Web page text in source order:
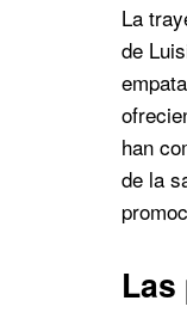
La
de
han
de la